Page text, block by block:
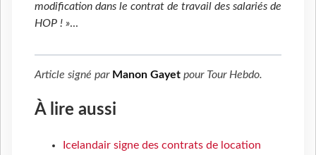
modification dans le contrat de travail des salariés de
HOP ! »...
Article signé par Manon Gayet pour Tour Hebdo.
À lire aussi
Icelandair signe des contrats de location